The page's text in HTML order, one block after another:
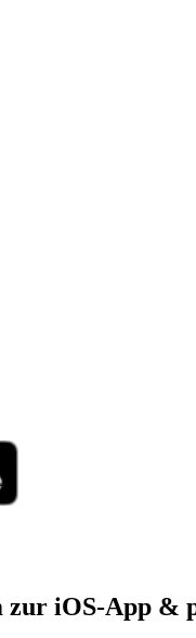
iOS-App &